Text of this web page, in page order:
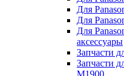
Для
Для
Для
аксессуары
Запчасти
Запчасти
M1900